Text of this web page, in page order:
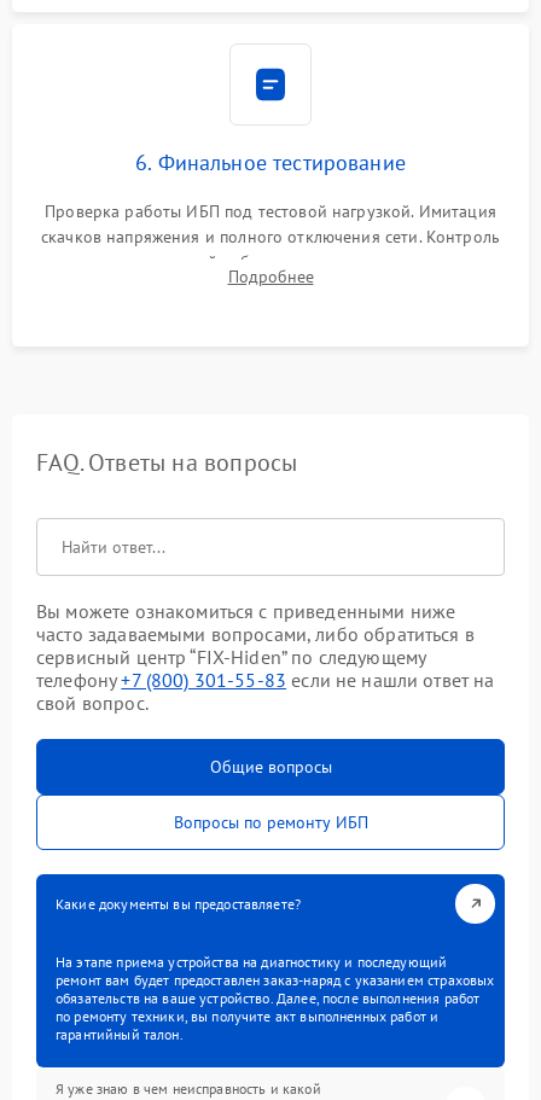
6. Финальное тестирование
Проверка работы ИБП под тестовой нагрузкой. Имитация
скачков напряжения и полного отключения сети. Контроль
времени автономной работы, температурного режима и
корректности формы выходного сигнала.
Подробнее
FAQ. Ответы на вопросы
Вы можете ознакомиться с приведенными ниже
часто задаваемыми вопросами, либо обратиться в
сервисный центр “FIX-Hiden” по следующему
телефону+7 (800) 301-55-83 если не нашли ответ на
свой вопрос.
Общие вопросы
Вопросы по ремонту ИБП
Какие документы вы предоставляете?
На этапе приема устройства на диагностику и последующий
ремонт вам будет предоставлен заказ-наряд с указанием страховых
обязательств на ваше устройство. Далее, после выполнения работ
по ремонту техники, вы получите акт выполненных работ и
гарантийный талон.
Я уже знаю в чем неисправность и какой